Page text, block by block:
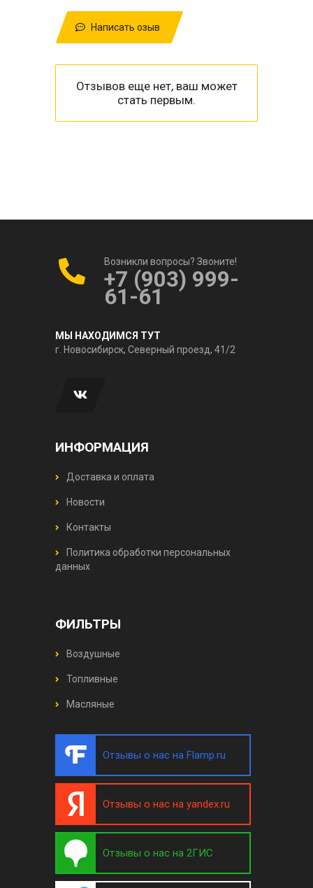
Написать озыв
Отзывов еще нет, ваш может
стать первым.
Возникли вопросы? Звоните!
+7 (903) 999-
61-61
МЫ НАХОДИМСЯ ТУТ
г. Новосибирск, Северный проезд, 41/2
ИНФОРМАЦИЯ
Доставка и оплата
Новости
Контакты
Политика обработки персональных
данных
ФИЛЬТРЫ
Воздушные
Топливные
Масляные
Отзывы о нас на Flamp.ru
Отзывы о нас на yandex.ru
Отзывы о нас на 2ГИС